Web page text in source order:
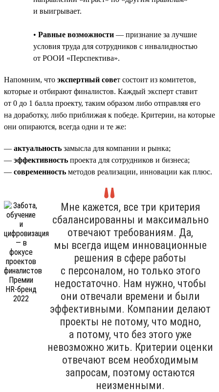
и выигрывает.
• Равные возможности — признание за лучшие
условия труда для сотрудников с инвалидностью
от РООИ «Перспектива».
Напомним, что экспертный совет состоит из комитетов,
которые и отбирают финалистов. Каждый эксперт ставит
от 0 до 1 балла проекту, таким образом либо отправляя его
на доработку, либо приближая к победе. Критерии, на которые
они опираются, всегда одни и те же:
— актуальность замысла для компании и рынка;
— эффективность проекта для сотрудников и бизнеса;
— современность методов реализации, инновации как плюс.
Мне кажется, все три критерия
сбалансированны и максимально
отвечают требованиям. Да,
мы всегда ищем инновационные
решения в сфере работы
с персоналом, но только этого
недостаточно. Нам нужно, чтобы
они отвечали времени и были
эффективными. Компании делают
проекты не потому, что модно,
а потому, что без этого уже
невозможно жить. Критерии оценки
отвечают всем необходимым
запросам, поэтому остаются
неизменными.